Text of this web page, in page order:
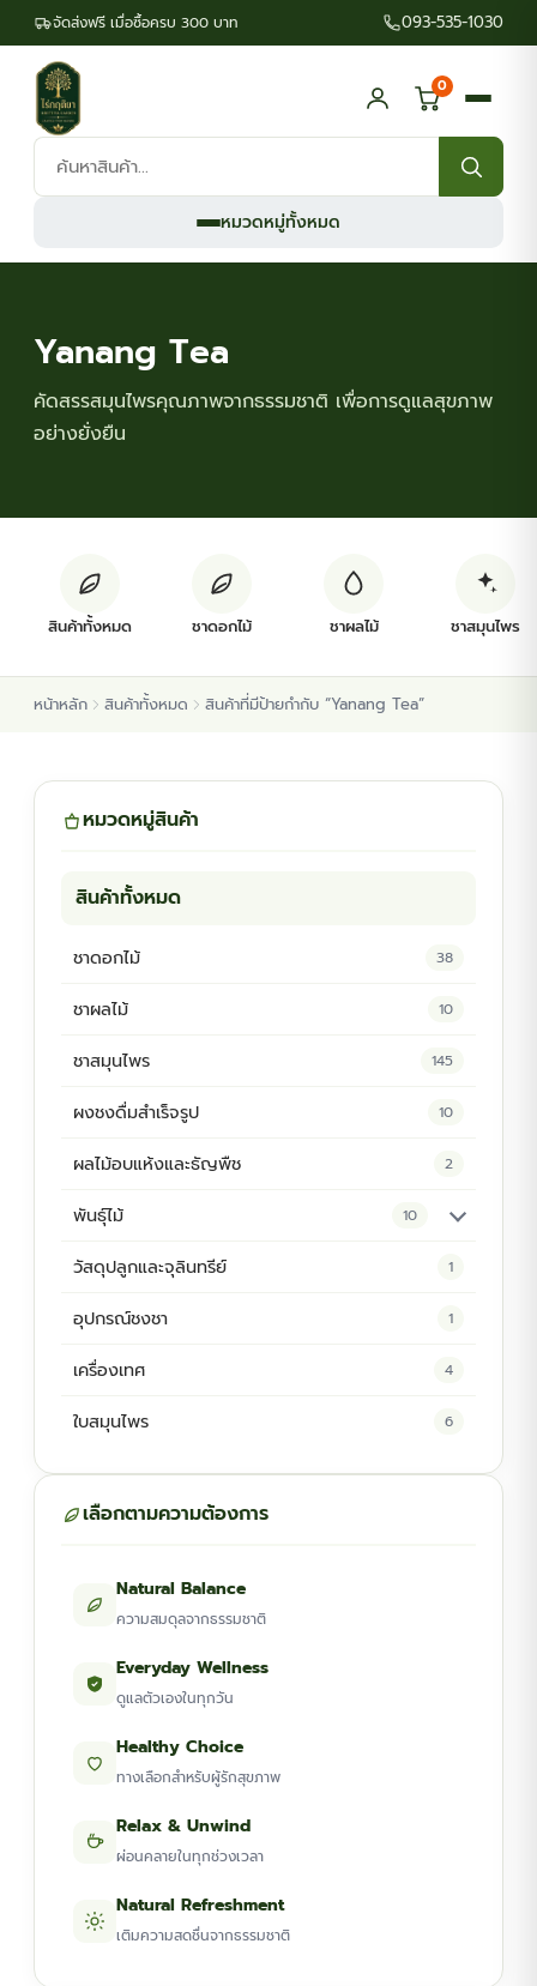
จัดส่งฟรี เมื่อซื้อครบ 300 บาท 093-535-1030
ค้นหา
สินค้า:
0
หมวดหมู่ทั้งหมด
ต้นพันธุ์สมุนไพร
ต้นพันธุ์ไม้ป่า
Yanang Tea
คัดสรรสมุนไพรคุณภาพจากธรรมชาติ เพื่อการดูแลสุขภาพ
อย่างยั่งยืน
สินค้าทั้งหมด ชาดอกไม้ ชาผลไม้ ชาสมุนไพร
หน้าหลัก สินค้าทั้งหมด สินค้าที่มีป้ายกำกับ “Yanang Tea”
หมวดหมู่สินค้า
สินค้าทั้งหมด
ชาดอกไม้ 38
ชาผลไม้ 10
ชาสมุนไพร 145
ผงชงดื่มสำเร็จรูป 10
ผลไม้อบแห้งและธัญพืช 2
พันธุ์ไม้ 10
ต้นพันธุ์สมุนไพร 5
วัสดุปลูกและจุลินทรีย์ 1
อุปกรณ์ชงชา 1
เครื่องเทศ 4
ใบสมุนไพร 6
เลือกตามความต้องการ
Natural Balance
ความสมดุลจากธรรมชาติ
Everyday Wellness
ดูแลตัวเองในทุกวัน
Healthy Choice
ทางเลือกสำหรับผู้รักสุขภาพ
Relax & Unwind
ผ่อนคลายในทุกช่วงเวลา
Natural Refreshment
เติมความสดชื่นจากธรรมชาติ